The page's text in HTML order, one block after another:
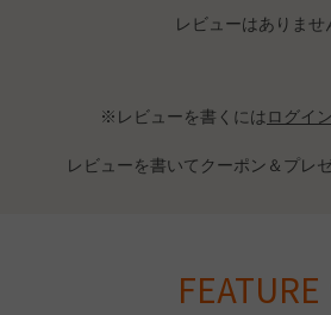
レビューはありませ
※レビューを書くには ログイン
レビューを書いてクーポン＆プレ
FEATURE